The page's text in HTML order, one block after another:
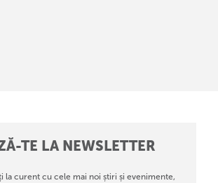
TE LA NEWSLETTER
la curent cu cele mai noi știri și evenimente,